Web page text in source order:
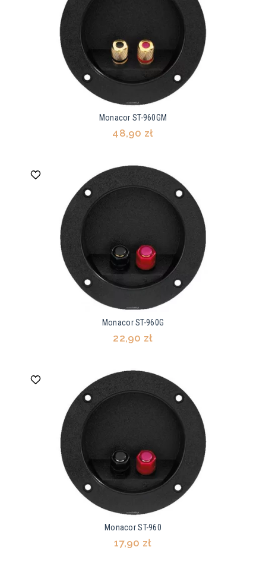
Monacor ST-960GM
48,90 zł
Monacor ST-960G
22,90 zł
Monacor ST-960
17,90 zł